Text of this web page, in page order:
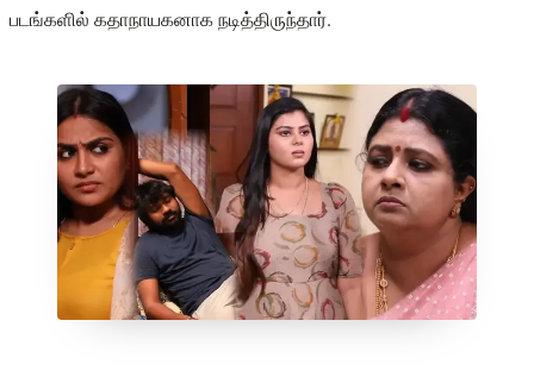
படங்களில் கதாநாயகனாக நடித்திருந்தார்.